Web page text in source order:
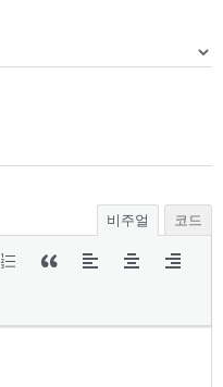
비주얼 코드